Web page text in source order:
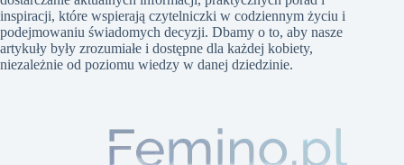
inspiracji, które wspierają czytelniczki w codziennym życiu i
podejmowaniu świadomych decyzji. Dbamy o to, aby nasze
artykuły były zrozumiałe i dostępne dla każdej kobiety,
niezależnie od poziomu wiedzy w danej dziedzinie.